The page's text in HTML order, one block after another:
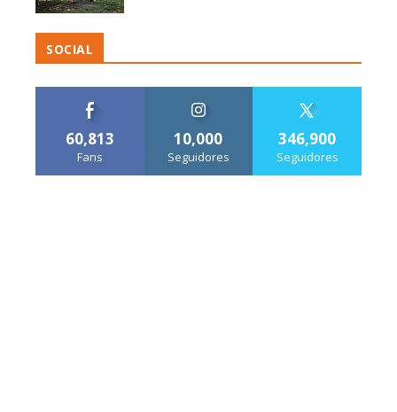
SOCIAL
60,813
Fans
10,000
Seguidores
346,900
Seguidores